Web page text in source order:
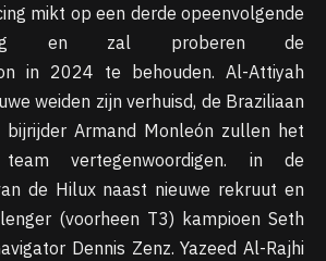
mikt op een derde opeenvolgende
en zal proberen de
in 2024 te behouden. Al-Attiyah
weiden zijn verhuisd, de Braziliaan
bijrijder Armand Monleón zullen het
team vertegenwoordigen. in de
de Hilux naast nieuwe rekruut en
(voorheen T3) kampioen Seth
Dennis Zenz. Yazeed Al-Rajhi